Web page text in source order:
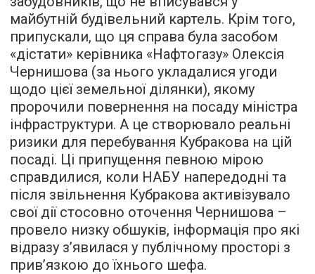
майбутній будівельний картель. Крім того,
припускали, що ця справа була засобом
«дістати» керівника «Нафтогазу» Олексія
Чернишова (за нього укладалися угоди
щодо цієї земельної ділянки), якому
пророчили повернення на посаду міністра
інфраструктури. А це створювало реальні
ризики для перебування Кубракова на цій
посаді. Ці припущення певною мірою
справдилися, коли НАБУ напередодні та
після звільнення Кубракова активізувало
свої дії стосовно оточення Чернишова –
провело низку обшуків, інформація про які
відразу з’явилася у публічному просторі з
прив’язкою до їхнього шефа.